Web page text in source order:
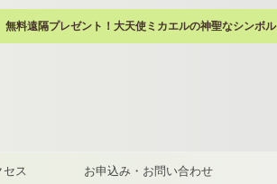
無料遠隔プレゼント！大天使ミカエルの神聖なシンボル
セス お申込み・お問い合わせ